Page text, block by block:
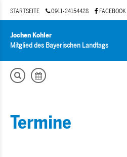
STARTSEITE 0911-24154428 FACEBOOK
Jochen Kohler
Mitglied des Bayerischen Landtags
Termine